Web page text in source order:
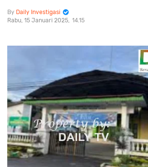
Daily Investigasi
Rabu, 15 Januari 2025 14.15